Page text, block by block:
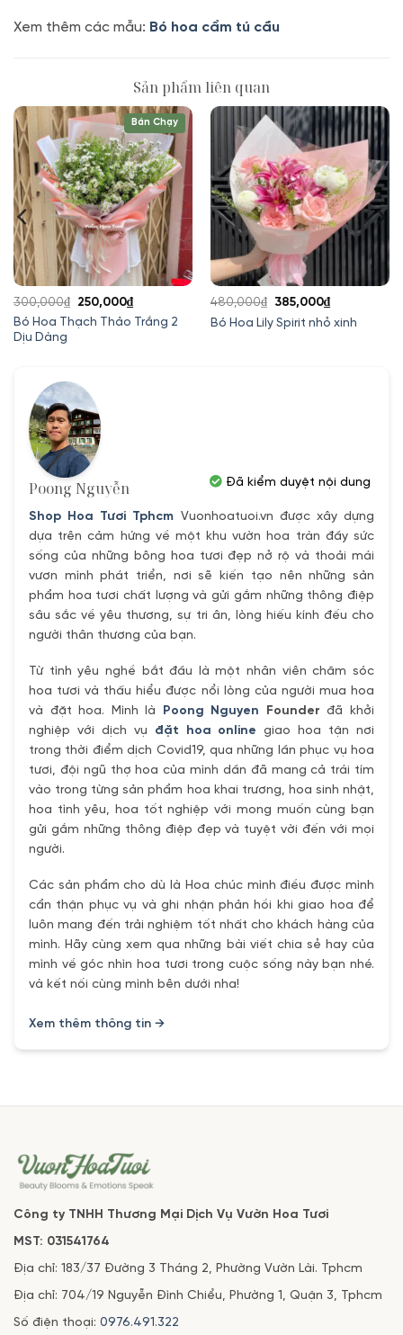
Xem thêm các mẫu: Bó hoa cẩm tú cầu
Sản phẩm liên quan
Bán Chạy
Bó Hoa Thạch Thảo Trắng 2
Dịu Dàng
300,000₫
Giá
gốc
250,000₫Giá
hiện
Bó Hoa Lily Spirit nhỏ xinh
480,000₫
Giá
gốc
385,000₫Giá
hiện
Poong Nguyễn
Shop Hoa Tươi Tphcm Vuonhoatuoi.vn được xây dựng
dựa trên cảm hứng về một khu vườn hoa tràn đầy sức
sống của những bông hoa tươi đẹp nở rộ và thoải mái
vươn mình phát triển, nơi sẽ kiến tạo nên những sản
phẩm hoa tươi chất lượng và gửi gắm những thông điệp
sâu sắc về yêu thương, sự tri ân, lòng hiếu kính đếu cho
người thân thương của bạn.
Từ tình yêu nghề bắt đầu là một nhân viên chăm sóc
hoa tươi và thấu hiểu được nổi lòng của người mua hoa
và đặt hoa. Mình là Poong Nguyen Founder đã khởi
nghiệp với dịch vụ đặt hoa online giao hoa tận nơi
trong thời điểm dịch Covid19, qua những lần phục vụ hoa
tươi, đội ngũ thợ hoa của mình dần đã mang cả trái tím
vào trong từng sản phẩm hoa khai trương, hoa sinh nhật,
hoa tình yêu, hoa tốt nghiệp với mong muốn cùng bạn
gửi gắm những thông điệp đẹp và tuyệt vời đến với mọi
người.
Các sản phẩm cho dù là Hoa chúc mình điều được mình
cẩn thận phục vụ và ghi nhận phản hồi khi giao hoa để
luôn mang đến trải nghiệm tốt nhất cho khách hàng của
mình. Hãy cùng xem qua những bài viết chia sẻ hay của
mình về góc nhìn hoa tươi trong cuộc sống này bạn nhé.
và kết nối cùng mình bên dưới nha!
Xem thêm thông tin →
Đã kiểm duyệt nội dung
Công ty TNHH Thương Mại Dịch Vụ Vườn Hoa Tươi
MST: 031541764
Địa chỉ: 183/37 Đường 3 Tháng 2, Phường Vườn Lài. Tphcm
Địa chỉ: 704/19 Nguyễn Đình Chiểu, Phường 1, Quận 3, Tphcm
Số điện thoại: 0976.491.322